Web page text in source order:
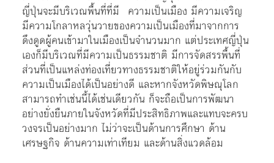
ญี่ปุ่นจะมีบริเวณพื้นที่ที่มี ความเป็นเมือง มีความเจริญ
มีความโกลาหลวุ่นวายของความเป็นเมืองที่มาจากการ
ดึงดูดผู้คนเข้ามาในเมืองเป็นจำนวนมาก แต่ประเทศญี่ปุ่น
เองก็มีบริเวณที่มีความเป็นธรรมชาติ มีการจัดสรรพื้นที่
ส่วนที่เป็นแหล่งท่องเที่ยวทางธรรมชาติให้อยู่ร่วมกันกับ
ความเป็นเมืองได้เป็นอย่างดี และหากจังหวัดพิษณุโลก
สามารถทำเช่นนี้ได้เช่นเดียวกัน ก็จะถือเป็นการพัฒนา
อย่างยั่งยืนภายในจังหวัดที่มีประสิทธิภาพและแทบจะครบ
วงจรเป็นอย่างมาก ไม่ว่าจะเป็นด้านการศึกษา ด้าน
เศรษฐกิจ ด้านความเท่าเทียม และด้านสิ่งแวดล้อม